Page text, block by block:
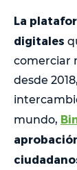
La
digitales
comerciar
desde
mundo,